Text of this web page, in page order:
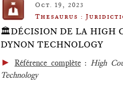
Oct. 19, 2023
Thesaurus :
🏛️DÉCISION DE LA HIGH
DYNON TECHNOLOGY
► Référence complète:High
Technology